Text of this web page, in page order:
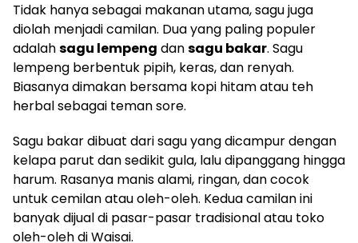
Tidak hanya sebagai makanan utama, sagu juga
diolah menjadi camilan. Dua yang paling populer
adalahsagu lempeng dansagu bakar. Sagu
lempeng berbentuk pipih, keras, dan renyah.
Biasanya dimakan bersama kopi hitam atau teh
herbal sebagai teman sore.
Sagu bakar dibuat dari sagu yang dicampur dengan
kelapa parut dan sedikit gula, lalu dipanggang hingga
harum. Rasanya manis alami, ringan, dan cocok
untuk cemilan atau oleh-oleh. Kedua camilan ini
banyak dijual di pasar-pasar tradisional atau toko
oleh-oleh di Waisai.